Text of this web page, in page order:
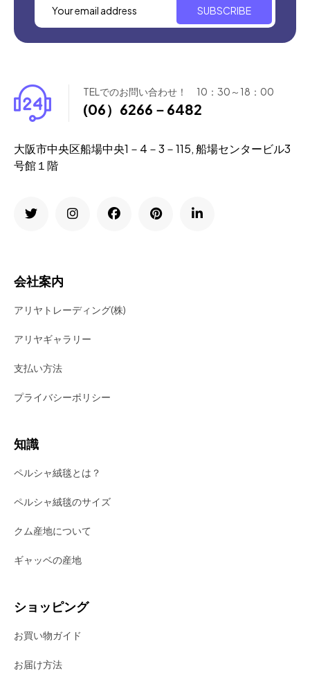
SUBSCRIBE
TELでのお問い合わせ！ 10：30～18：00
(06）6266－6482
大阪市中央区船場中央1－4－3－115, 船場センタービル3
号館１階
会社案内
アリヤトレーディング(株)
アリヤギャラリー
支払い方法
プライバシーポリシー
知識
ペルシャ絨毯とは？
ペルシャ絨毯のサイズ
クム産地について
ギャッベの産地
ショッピング
お買い物ガイド
お届け方法